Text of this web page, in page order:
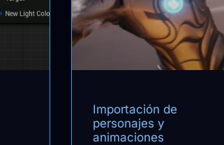
Importación de
personajes y
animaciones